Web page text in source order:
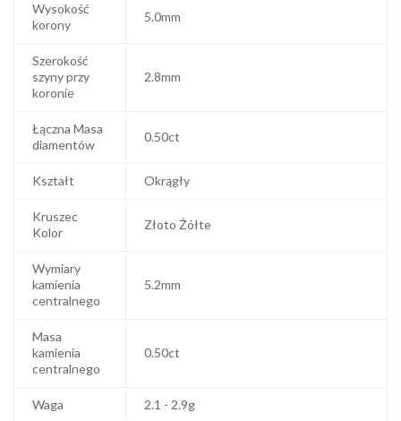
Wysokość
korony
5.0mm
Szerokość
szyny przy
koronie
2.8mm
Łączna Masa
diamentów
0.50ct
Kształt Okrągły
Kruszec
Kolor
Złoto Żółte
Wymiary
kamienia
centralnego
5.2mm
Masa
kamienia
centralnego
0.50ct
Waga 2.1 - 2.9g